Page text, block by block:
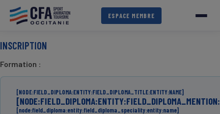
contenu
ESPACE MEMBRE
INSCRIPTION
Formation :
[NODE:FIELD_DIPLOMA:ENTITY:FIELD_DIPLOMA_TITLE:ENTITY:NAME]
[node:field_diploma:entity:field_diploma_speciality:entity:name]